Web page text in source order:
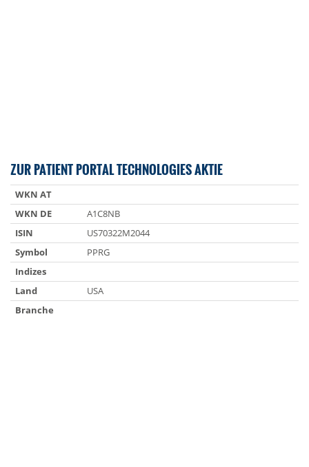
ZUR PATIENT PORTAL TECHNOLOGIES AKTIE
WKN AT
WKN DE
A1C8NB
ISIN
US70322M2044
Symbol
PPRG
Indizes
Land
USA
Branche